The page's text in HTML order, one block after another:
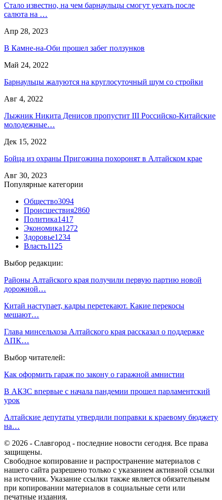
Стало известно, на чем барнаульцы смогут уехать после
салюта на …
Апр 28, 2023
В Камне-на-Оби прошел забег ползунков
Май 24, 2022
Барнаульцы жалуются на круглосуточный шум со стройки
Авг 4, 2022
Лыжник Никита Денисов пропустит III Российско-Китайские
молодежные…
Дек 15, 2022
Бойца из охраны Пригожина похоронят в Алтайском крае
Авг 30, 2023
Популярные категории
Общество3094
Происшествия2860
Политика1417
Экономика1272
Здоровье1234
Власть1125
Выбор редакции:
Районы Алтайского края получили первую партию новой
дорожной…
Китай наступает, кадры перетекают. Какие перекосы
мешают…
Глава минсельхоза Алтайского края рассказал о поддержке
АПК…
Выбор читателей:
Как оформить гараж по закону о гаражной амнистии
В АКЗС впервые с начала пандемии прошел парламентский
урок
Алтайские депутаты утвердили поправки к краевому бюджету
на…
© 2026 - Славгород - последние новости сегодня. Все права
защищены.
Свободное копирование и распространение материалов с
нашего сайта разрешено только с указанием активной ссылки
на источник. Указание ссылки также является обязательным
при копировании материалов в социальные сети или
печатные издания.